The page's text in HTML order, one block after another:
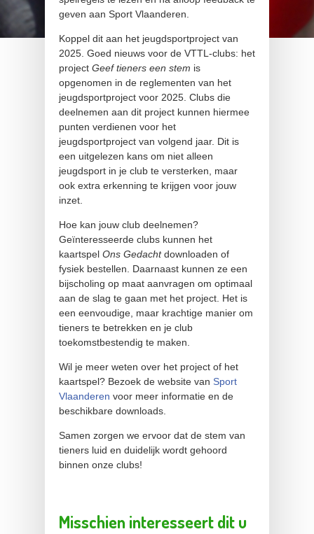
geven aan Sport Vlaanderen.
Koppel dit aan het jeugdsportproject van
2025. Goed nieuws voor de VTTL-clubs: het
project Geef tieners een stem is
opgenomen in de reglementen van het
jeugdsportproject voor 2025. Clubs die
deelnemen aan dit project kunnen hiermee
punten verdienen voor het
jeugdsportproject van volgend jaar. Dit is
een uitgelezen kans om niet alleen
jeugdsport in je club te versterken, maar
ook extra erkenning te krijgen voor jouw
inzet.
Hoe kan jouw club deelnemen?
Geïnteresseerde clubs kunnen het
kaartspel Ons Gedachtdownloaden of
fysiek bestellen. Daarnaast kunnen ze een
bijscholing op maat aanvragen om optimaal
aan de slag te gaan met het project. Het is
een eenvoudige, maar krachtige manier om
tieners te betrekken en je club
toekomstbestendig te maken.
Wil je meer weten over het project of het
kaartspel? Bezoek de website van Sport
Vlaanderen voor meer informatie en de
beschikbare downloads.
Samen zorgen we ervoor dat de stem van
tieners luid en duidelijk wordt gehoord
binnen onze clubs!
Misschien interesseert dit u